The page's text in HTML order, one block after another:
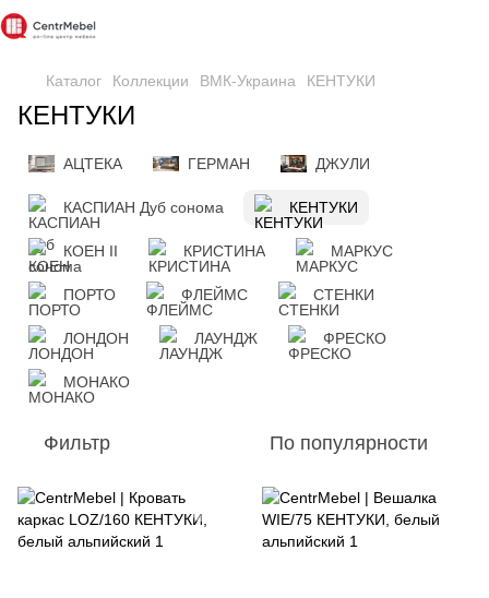
Каталог Коллекции ВМК-Украина КЕНТУКИ
КЕНТУКИ
АЦТЕКА ГЕРМАН ДЖУЛИ
КАСПИАН Дуб сонома КЕНТУКИ
КОЕН II КРИСТИНА МАРКУС
ПОРТО ФЛЕЙМС СТЕНКИ
ЛОНДОН ЛАУНДЖ ФРЕСКО
МОНАКО
Фильтр По популярности